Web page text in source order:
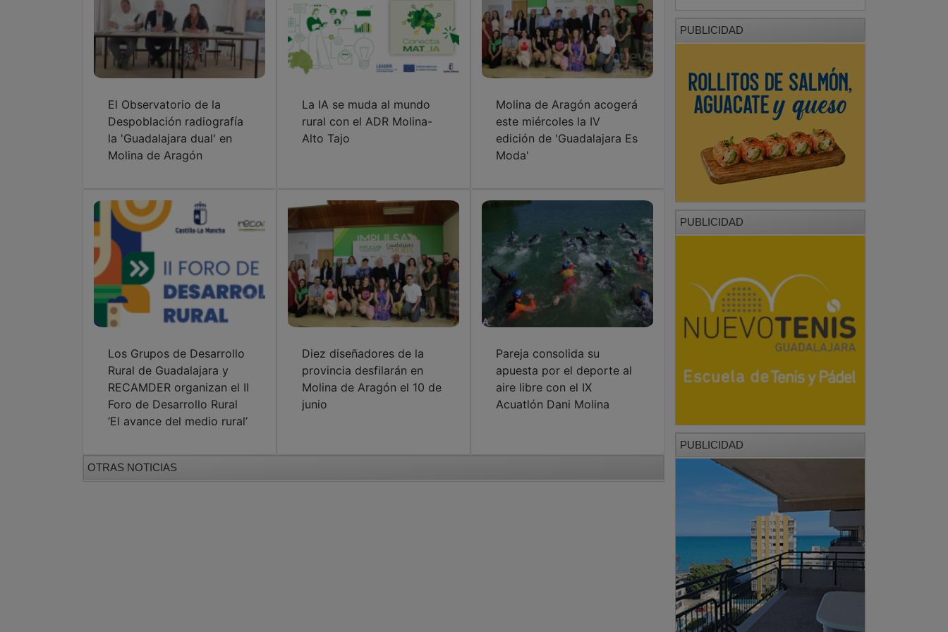
El Observatorio de la
Despoblación radiografía
la 'Guadalajara dual' en
Molina de Aragón
La IA se muda al mundo
rural con el ADR Molina-
Alto Tajo
Molina de Aragón acogerá
este miércoles la IV
edición de 'Guadalajara Es
Moda'
Los Grupos de Desarrollo
Rural de Guadalajara y
RECAMDER organizan el II
Foro de Desarrollo Rural
‘El avance del medio rural’
Diez diseñadores de la
provincia desfilarán en
Molina de Aragón el 10 de
junio
Pareja consolida su
apuesta por el deporte al
aire libre con el IX
Acuatlón Dani Molina
OTRAS NOTICIAS
PUBLICIDAD
PUBLICIDAD
PUBLICIDAD